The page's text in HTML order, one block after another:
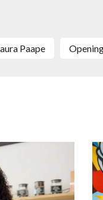
Laura Paape